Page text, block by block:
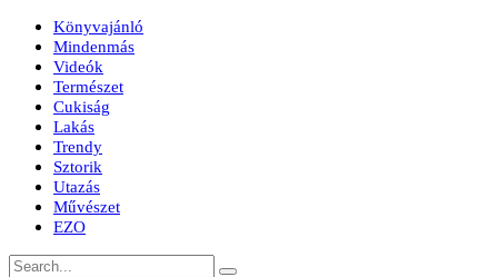
Könyvajánló
Mindenmás
Videók
Természet
Cukiság
Lakás
Trendy
Sztorik
Utazás
Művészet
EZO